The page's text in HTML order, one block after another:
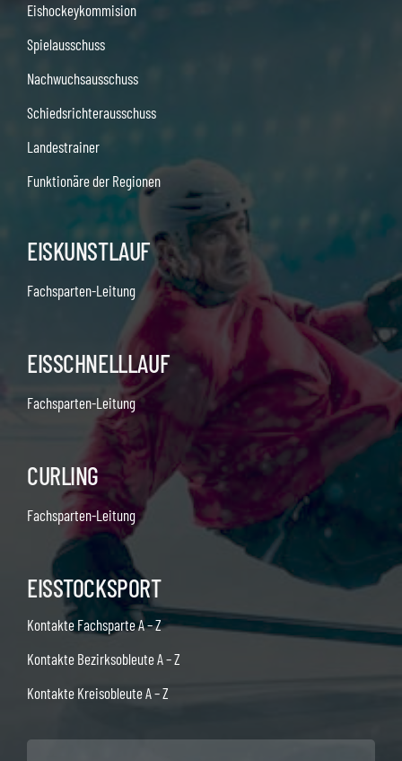
Eishockeykommision
Spielausschuss
Nachwuchsausschuss
Schiedsrichterausschuss
Landestrainer
Funktionäre der Regionen
EISKUNSTLAUF
Fachsparten-Leitung
EISSCHNELLLAUF
Fachsparten-Leitung
CURLING
Fachsparten-Leitung
EISSTOCKSPORT
Kontakte Fachsparte A – Z
Kontakte Bezirksobleute A – Z
Kontakte Kreisobleute A – Z